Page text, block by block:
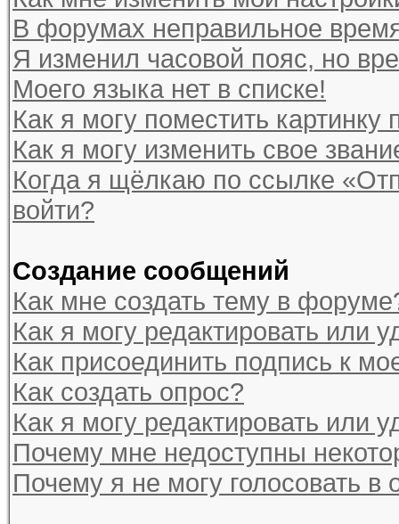
В форумах неправильное
Я изменил часовой пояс, но
Моего языка нет в списке!
Как я могу поместить
Как я могу изменить свое
Когда я щёлкаю по ссылке
войти?
Создание сообщений
Как мне создать тему в
Как я могу редактировать или
Как присоединить подпись к
Как создать опрос?
Как я могу редактировать или
Почему мне недоступны
Почему я не могу голосовать в